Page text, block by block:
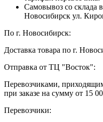
Самовывоз со склада
Новосибирск ул.
По г. Новосибирск:
Доставка товара по г.
Отправка от ТЦ "Восток":
Перевозчиками,
при заказе на сумму от 15
Перевозчики: